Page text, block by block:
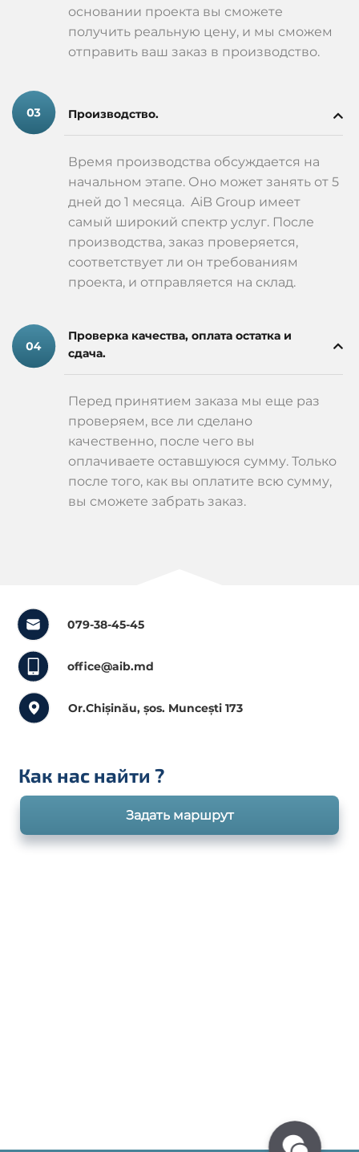
основании проекта вы сможете
получить реальную цену, и мы сможем
отправить ваш заказ в производство.
Производство.
Время производства обсуждается на
начальном этапе. Оно может занять от 5
дней до 1 месяца. AiB Group имеет
самый широкий спектр услуг. После
производства, заказ проверяется,
соответствует ли он требованиям
проекта, и отправляется на склад.
Проверка качества, оплата остатка и
сдача.
Перед принятием заказа мы еще раз
проверяем, все ли сделано
качественно, после чего вы
оплачиваете оставшуюся сумму. Только
после того, как вы оплатите всю сумму,
вы сможете забрать заказ.
079-38-45-45
office@aib.md
Or.Chișinău, șos. Muncești 173
Как нас найти ?
Задать маршрут